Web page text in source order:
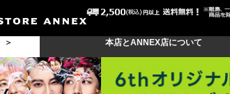
＞ 本店とANNEX店について